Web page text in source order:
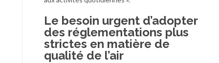
Le besoin urgent d’adopter
des réglementations plus
strictes en matière de
qualité de l’air